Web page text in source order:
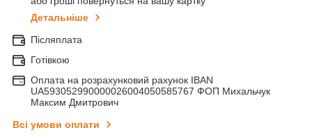
Детальніше
Післяплата
Готівкою
Оплата на розрахунковий рахунок IBAN
UA593052990000026004050585767 ФОП Михальчук
Максим Дмитрович
Всі умови оплати